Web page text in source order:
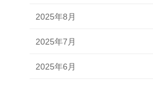
2025年8月
2025年7月
2025年6月